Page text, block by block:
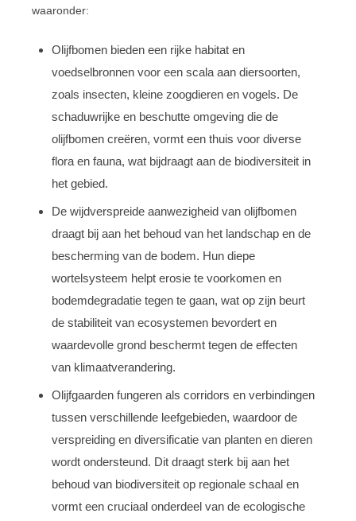
waaronder:
Olijfbomen bieden een rijke habitat en
voedselbronnen voor een scala aan diersoorten,
zoals insecten, kleine zoogdieren en vogels. De
schaduwrijke en beschutte omgeving die de
olijfbomen creëren, vormt een thuis voor diverse
flora en fauna, wat bijdraagt aan de biodiversiteit in
het gebied.
De wijdverspreide aanwezigheid van olijfbomen
draagt bij aan het behoud van het landschap en de
bescherming van de bodem. Hun diepe
wortelsysteem helpt erosie te voorkomen en
bodemdegradatie tegen te gaan, wat op zijn beurt
de stabiliteit van ecosystemen bevordert en
waardevolle grond beschermt tegen de effecten
van klimaatverandering.
Olijfgaarden fungeren als corridors en verbindingen
tussen verschillende leefgebieden, waardoor de
verspreiding en diversificatie van planten en dieren
wordt ondersteund. Dit draagt sterk bij aan het
behoud van biodiversiteit op regionale schaal en
vormt een cruciaal onderdeel van de ecologische